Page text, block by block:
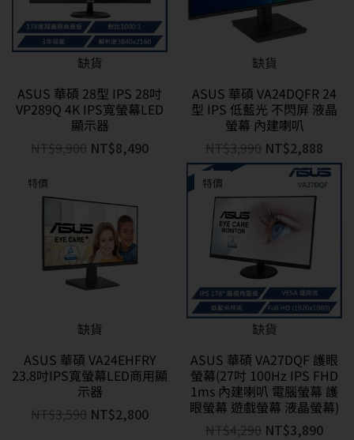
缺貨
ASUS 華碩 28型 IPS 28吋
VP289Q 4K IPS寬螢幕LED
顯示器
NT$9,900 NT$8,490
缺貨
ASUS 華碩 VA24DQFR 24
型 IPS 低藍光 不閃屏 液晶
螢幕 內建喇叭
NT$3,990 NT$2,888
特價
缺貨
ASUS 華碩 VA24EHFRY
23.8吋IPS寬螢幕LED商用顯
示器
NT$3,590 NT$2,800
特價
缺貨
ASUS 華碩 VA27DQF 護眼
螢幕(27吋 100Hz IPS FHD
1ms 內建喇叭 電腦螢幕 護
眼螢幕 遊戲螢幕 液晶螢幕)
NT$4,290 NT$3,890